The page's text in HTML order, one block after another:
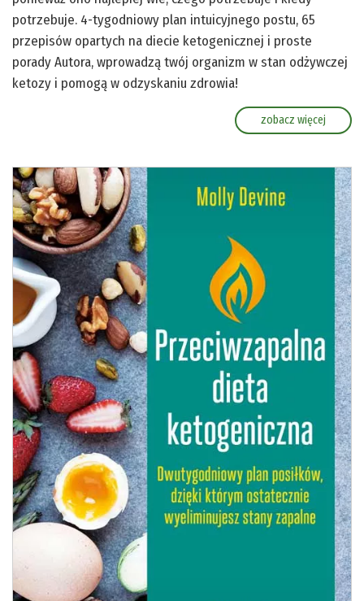
potrzebuje. 4-tygodniowy plan intuicyjnego postu, 65
przepisów opartych na diecie ketogenicznej i proste
porady Autora, wprowadzą twój organizm w stan odżywczej
ketozy i pomogą w odzyskaniu zdrowia!
zobacz więcej